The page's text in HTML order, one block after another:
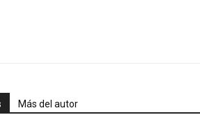
Más del autor